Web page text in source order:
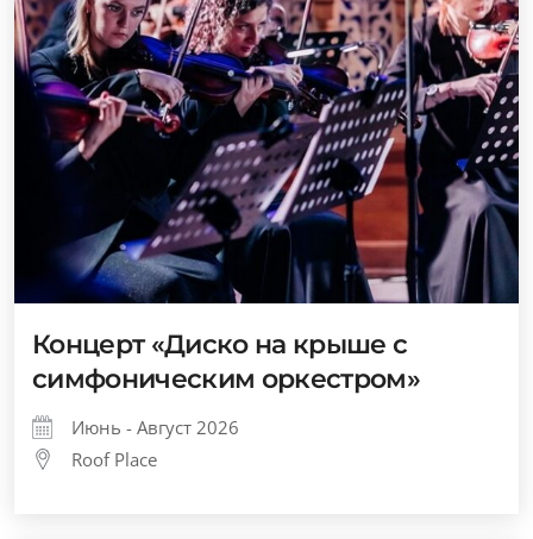
Концерт «Диско на крыше с
симфоническим оркестром»
Июнь - Август 2026
Roof Place